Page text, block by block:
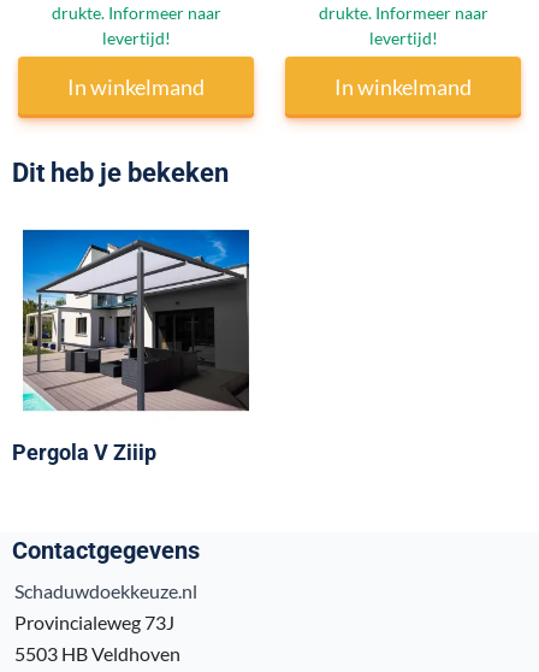
drukte. Informeer naar
levertijd!
In winkelmand
drukte. Informeer naar
levertijd!
In winkelmand
Dit heb je bekeken
Pergola V Ziiip
Contactgegevens
Schaduwdoekkeuze.nl
Provincialeweg 73J
5503 HB Veldhoven